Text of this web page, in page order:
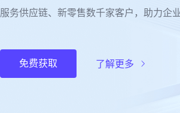
服务供应链、新零售数千家客户，助力企
免费获取 了解更多